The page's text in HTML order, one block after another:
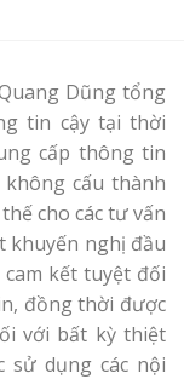
Dũng tổng
tin cậy tại thời
cấp thông tin
cấu thành
cho các tư vấn
khuyến nghị đầu
kết tuyệt đối
đồng thời được
với bất kỳ thiệt
dụng các nội